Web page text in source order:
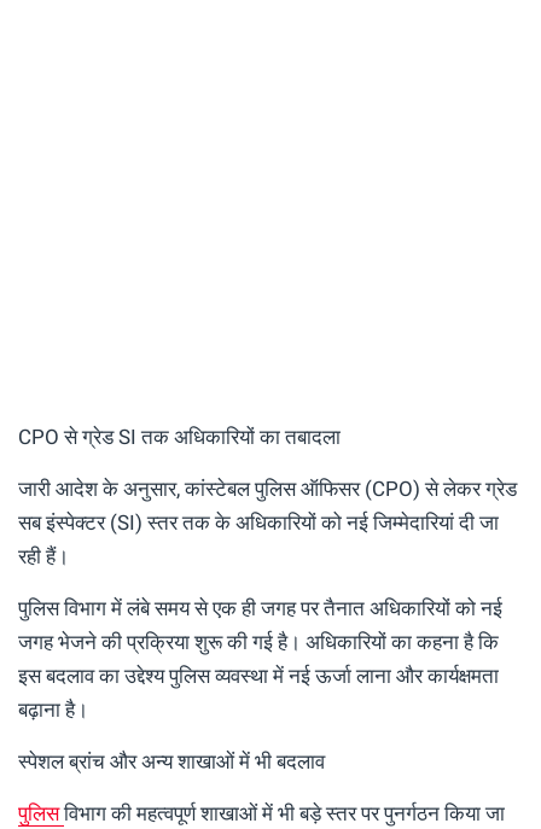
CPO से ग्रेड SI तक अधिकारियों का तबादला
जारी आदेश के अनुसार, कांस्टेबल पुलिस ऑफिसर (CPO) से लेकर ग्रेड
सब इंस्पेक्टर (SI) स्तर तक के अधिकारियों को नई जिम्मेदारियां दी जा
रही हैं।
पुलिस विभाग में लंबे समय से एक ही जगह पर तैनात अधिकारियों को नई
जगह भेजने की प्रक्रिया शुरू की गई है। अधिकारियों का कहना है कि
इस बदलाव का उद्देश्य पुलिस व्यवस्था में नई ऊर्जा लाना और कार्यक्षमता
बढ़ाना है।
स्पेशल ब्रांच और अन्य शाखाओं में भी बदलाव
पुलिसविभाग की महत्वपूर्ण शाखाओं में भी बड़े स्तर पर पुनर्गठन किया जा